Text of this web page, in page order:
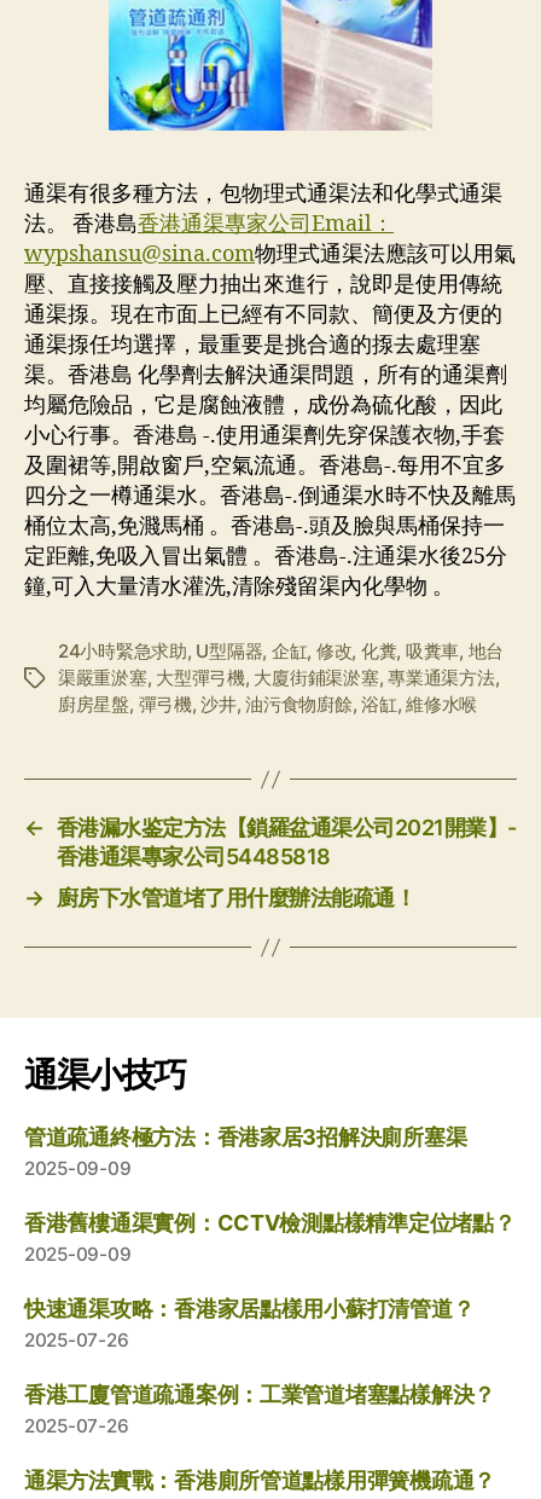
通渠有很多種方法，包物理式通渠法和化學式通渠
法。 香港島香港通渠專家公司Email：
wypshansu@sina.com物理式通渠法應該可以用氣
壓、直接接觸及壓力抽出來進行，說即是使用傳統
通渠揼。現在市面上已經有不同款、簡便及方便的
通渠揼任均選擇，最重要是挑合適的揼去處理塞
渠。香港島 化學劑去解決通渠問題，所有的通渠劑
均屬危險品，它是腐蝕液體，成份為硫化酸，因此
小心行事。香港島 -.使用通渠劑先穿保護衣物,手套
及圍裙等,開啟窗戶,空氣流通。香港島-.每用不宜多
四分之一樽通渠水。香港島-.倒通渠水時不快及離馬
桶位太高,免濺馬桶 。香港島-.頭及臉與馬桶保持一
定距離,免吸入冒出氣體 。香港島-.注通渠水後25分
鐘,可入大量清水灌洗,清除殘留渠內化學物 。
标
24小時緊急求助, U型隔器, 企缸, 修改, 化糞, 吸糞車, 地台
渠嚴重淤塞, 大型彈弓機, 大廈街鋪渠淤塞,專業通渠方法,
廚房星盤, 彈弓機,沙井,油污食物廚餘,浴缸,維修水喉
← 香港漏水鉴定方法【鎖羅盆通渠公司2021開業】-
香港通渠專家公司54485818
→ 廚房下水管道堵了用什麼辦法能疏通！
通渠小技巧
管道疏通終極方法：香港家居3招解決廁所塞渠
2025-09-09
香港舊樓通渠實例：CCTV檢測點樣精準定位堵點？
2025-09-09
快速通渠攻略：香港家居點樣用小蘇打清管道？
2025-07-26
香港工廈管道疏通案例：工業管道堵塞點樣解決？
2025-07-26
通渠方法實戰：香港廁所管道點樣用彈簧機疏通？